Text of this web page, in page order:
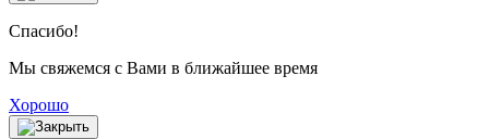
Спасибо!
Мы свяжемся с Вами в ближайшее время
Хорошо